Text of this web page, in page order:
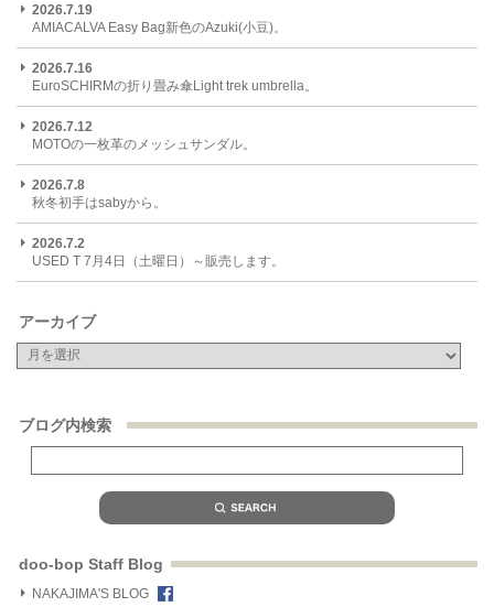
2026.7.19
AMIACALVA Easy Bag新色のAzuki(小豆)。
2026.7.16
EuroSCHIRMの折り畳み傘Light trek umbrella。
2026.7.12
MOTOの一枚革のメッシュサンダル。
2026.7.8
秋冬初手はsabyから。
2026.7.2
USED T 7月4日（土曜日）～販売します。
アーカイブ
ブログ内検索
doo-bop Staff Blog
NAKAJIMA'S BLOG